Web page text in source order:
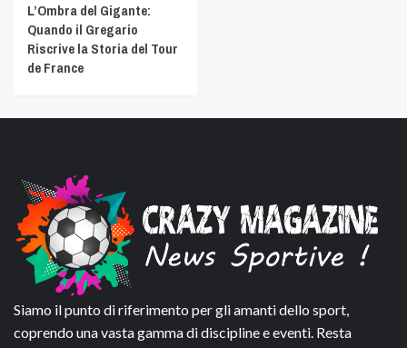
L’Ombra del Gigante:
Quando il Gregario
Riscrive la Storia del Tour
de France
Siamo il punto di riferimento per gli amanti dello sport,
coprendo una vasta gamma di discipline e eventi. Resta